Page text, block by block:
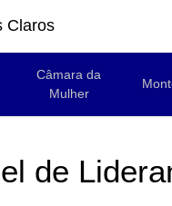
Claros
Câmara da
Mulher
de